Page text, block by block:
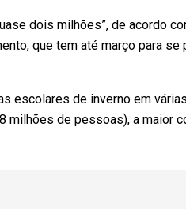
dois milhões”, de acordo
que tem até março para se
escolares de inverno em
milhões de pessoas), a maior